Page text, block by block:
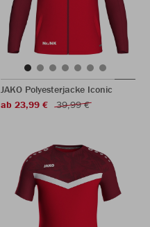
JAKO Polyesterjacke Iconic
ab 23,99 €
39,99 €